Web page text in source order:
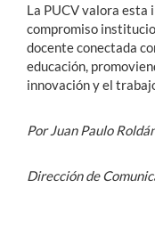
La PUCV valora esta
compromiso
docente conectada
educación,
innovación y el
Por Juan Paulo
Dirección de